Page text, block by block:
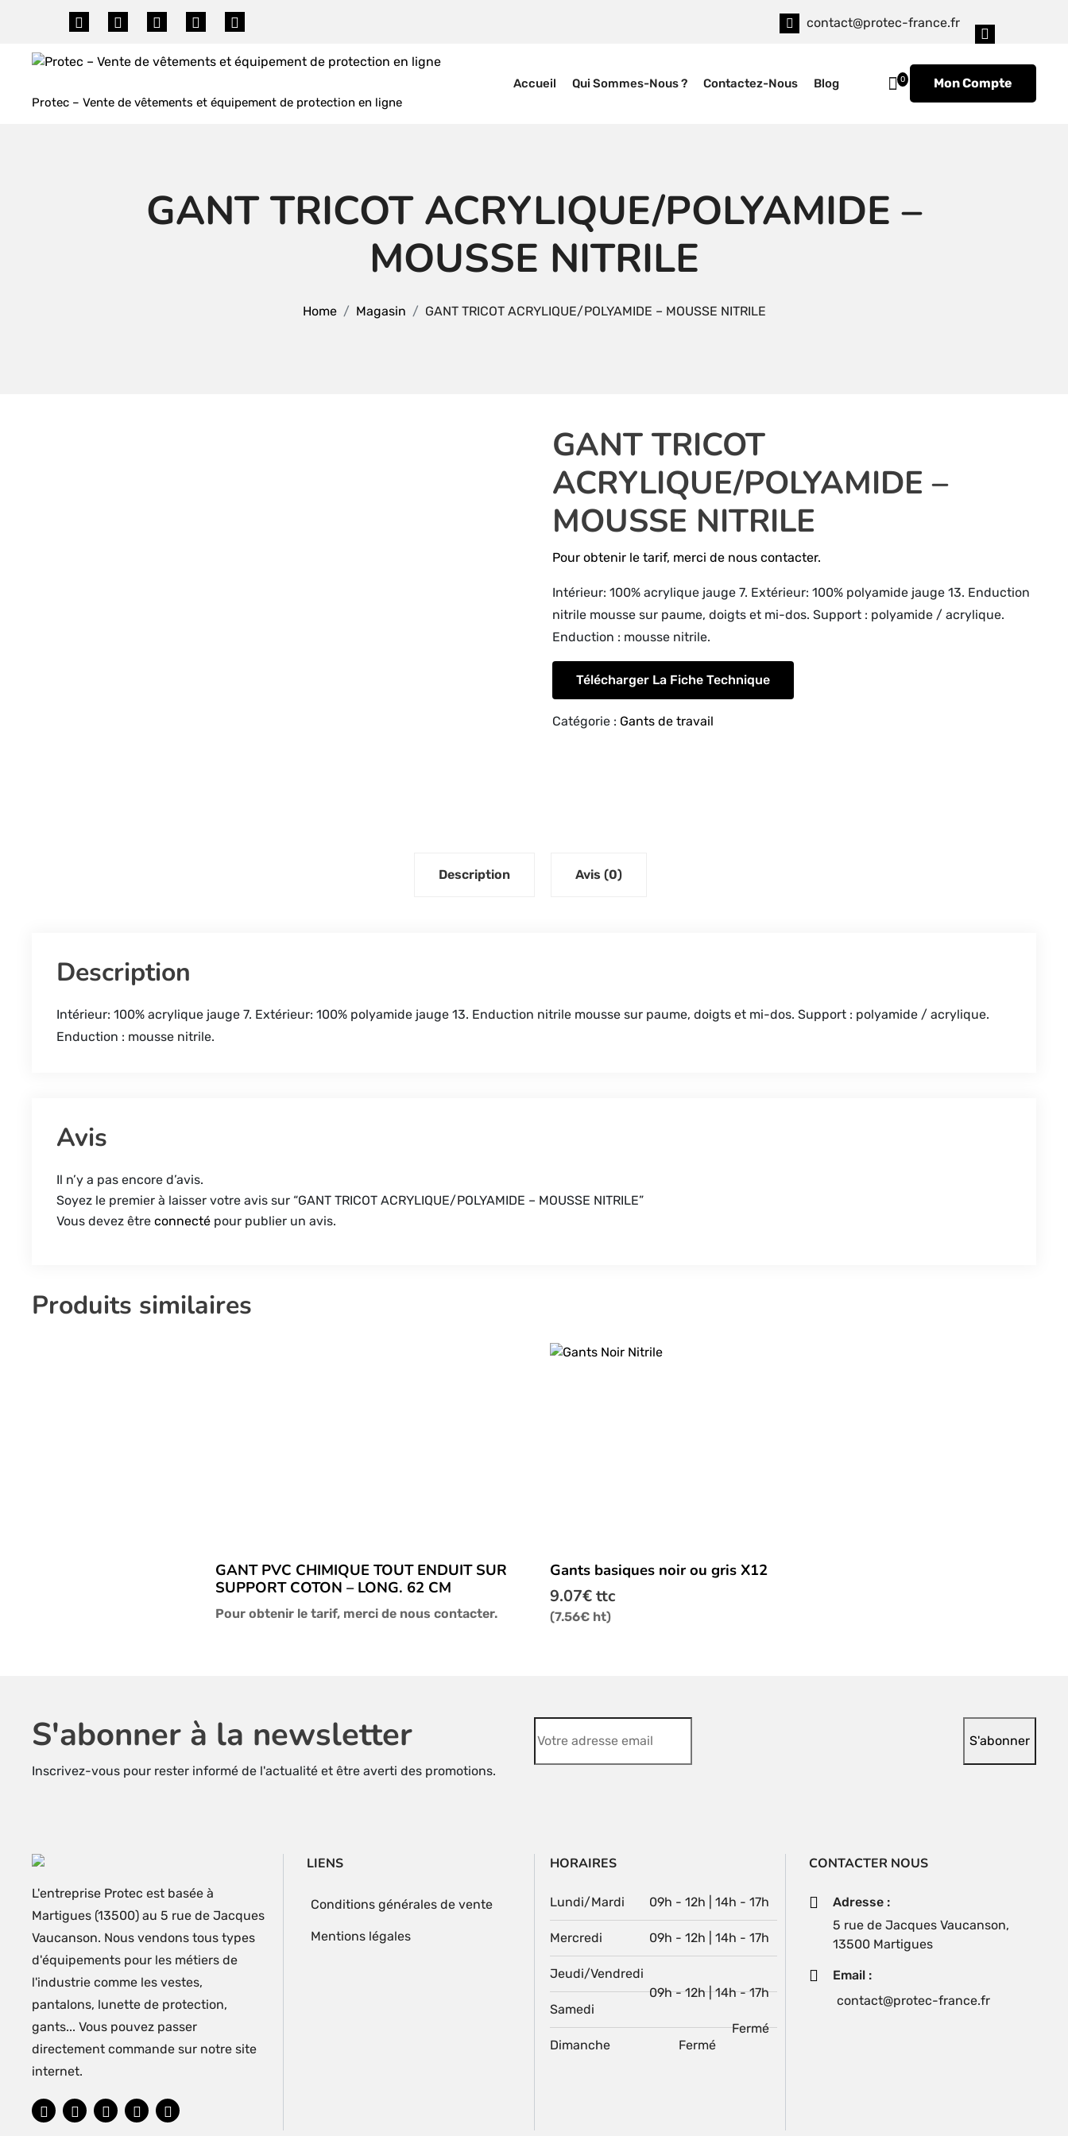
contact@protec-france.fr
Protec – Vente de vêtements et équipement de protection en ligne
Accueil Qui Sommes-Nous ? Contactez-Nous Blog 0 Mon Compte
GANT TRICOT ACRYLIQUE/POLYAMIDE –
MOUSSE NITRILE
Home Magasin GANT TRICOT ACRYLIQUE/POLYAMIDE – MOUSSE NITRILE
GANT TRICOT
ACRYLIQUE/POLYAMIDE –
MOUSSE NITRILE
Pour obtenir le tarif, merci de nous contacter.
Intérieur: 100% acrylique jauge 7. Extérieur: 100% polyamide jauge 13. Enduction
nitrile mousse sur paume, doigts et mi-dos. Support : polyamide / acrylique.
Enduction : mousse nitrile.
Télécharger La Fiche Technique
Catégorie : Gants de travail
Description Avis (0)
Description
Intérieur: 100% acrylique jauge 7. Extérieur: 100% polyamide jauge 13. Enduction nitrile mousse sur paume, doigts et mi-dos. Support : polyamide / acrylique.
Enduction : mousse nitrile.
Avis
Il n’y a pas encore d’avis.
Soyez le premier à laisser votre avis sur “GANT TRICOT ACRYLIQUE/POLYAMIDE – MOUSSE NITRILE”
Vous devez être connecté pour publier un avis.
Produits similaires
GANT PVC CHIMIQUE TOUT ENDUIT SUR
SUPPORT COTON – LONG. 62 CM
Pour obtenir le tarif, merci de nous contacter.
produit
a
plusieurs
variations.
choisies
sur
la
Gants basiques noir ou gris X12
9.07€ttc
(7.56€ ht)
S'abonner à la newsletter
Inscrivez-vous pour rester informé de l'actualité et être averti des promotions.
L'entreprise Protec est basée à
Martigues (13500) au 5 rue de Jacques
Vaucanson. Nous vendons tous types
d'équipements pour les métiers de
l'industrie comme les vestes,
pantalons, lunette de protection,
gants... Vous pouvez passer
directement commande sur notre site
internet.
LIENS
Conditions générales de vente
Mentions légales
HORAIRES
Lundi/Mardi 09h - 12h | 14h - 17h
Mercredi 09h - 12h | 14h - 17h
Jeudi/Vendredi
09h - 12h | 14h - 17h
Samedi
Fermé
Dimanche
Fermé
CONTACTER NOUS
Adresse :
5 rue de Jacques Vaucanson,
13500 Martigues
Email :
contact@protec-france.fr